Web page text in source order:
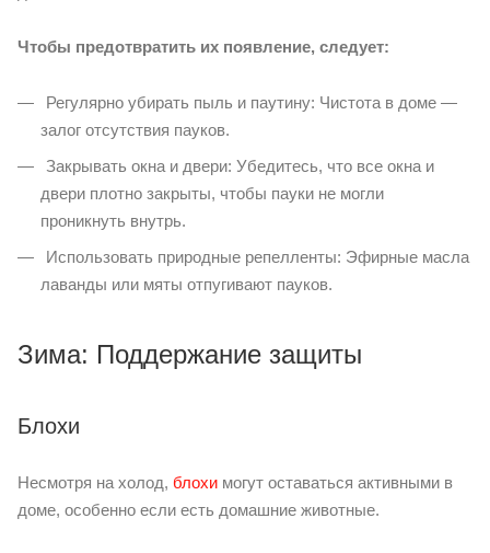
Чтобы предотвратить их появление, следует:
Регулярно убирать пыль и паутину: Чистота в доме —
залог отсутствия пауков.
Закрывать окна и двери: Убедитесь, что все окна и
двери плотно закрыты, чтобы пауки не могли
проникнуть внутрь.
Использовать природные репелленты: Эфирные масла
лаванды или мяты отпугивают пауков.
Зима: Поддержание защиты
Блохи
Несмотря на холод, блохи могут оставаться активными в
доме, особенно если есть домашние животные.